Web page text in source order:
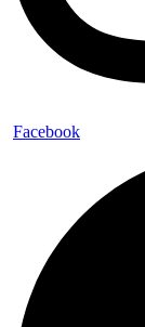
Facebook